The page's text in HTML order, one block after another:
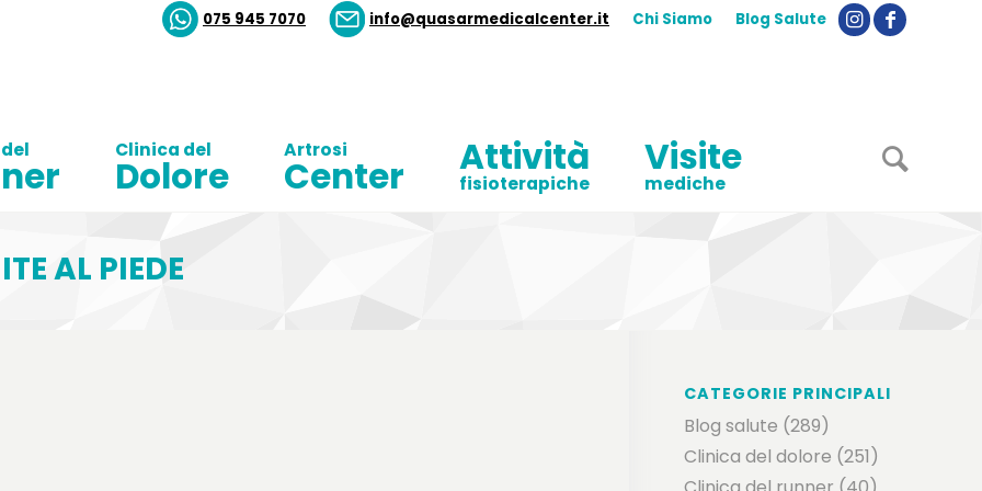
075 945 7070 info@quasarmedicalcenter.it Chi Siamo Blog Salute
Clinica del
Dolore
Artrosi
Center Attività
fisioterapiche
Visite
mediche
AL PIEDE
CATEGORIE PRINCIPALI
Blog salute (289)
Clinica del dolore (251)